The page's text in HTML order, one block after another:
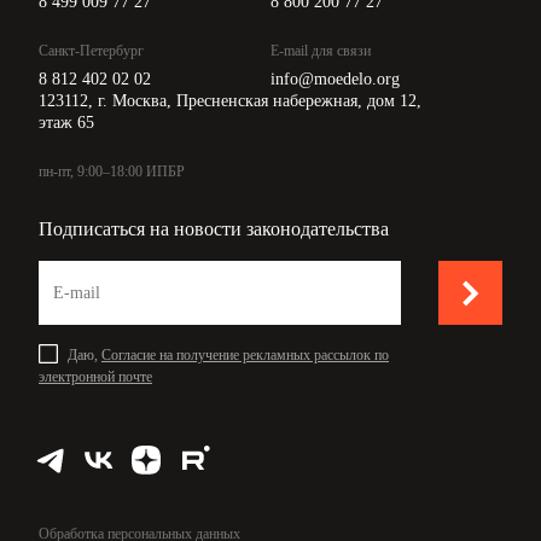
Санкт-Петербург
8 812 402 02 02
E-mail для связи
info@moedelo.org
123112, г. Москва, Пресненская набережная, дом 12,
этаж 65
пн-пт, 9:00–18:00 ИПБР
Подписаться на новости законодательства
Даю, Согласие на получение рекламных рассылок по
электронной почте
Обработка персональных данных